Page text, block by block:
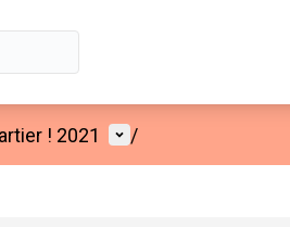
! 2021 Menu utilisateur
/